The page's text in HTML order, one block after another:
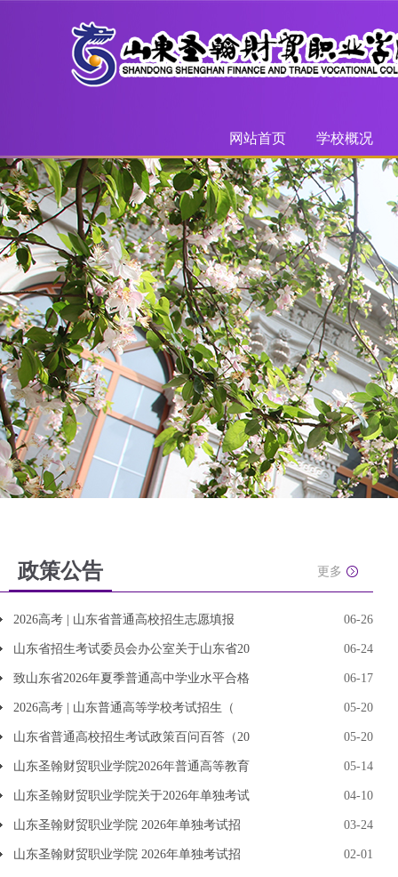
网站首页 学校概况
政策公告 更多
2026高考 | 山东省普通高校招生志愿填报 06-26
山东省招生考试委员会办公室关于山东省20 06-24
致山东省2026年夏季普通高中学业水平合格 06-17
2026高考 | 山东普通高等学校考试招生（ 05-20
山东省普通高校招生考试政策百问百答（20 05-20
山东圣翰财贸职业学院2026年普通高等教育 05-14
山东圣翰财贸职业学院关于2026年单独考试 04-10
山东圣翰财贸职业学院 2026年单独考试招 03-24
山东圣翰财贸职业学院 2026年单独考试招 02-01